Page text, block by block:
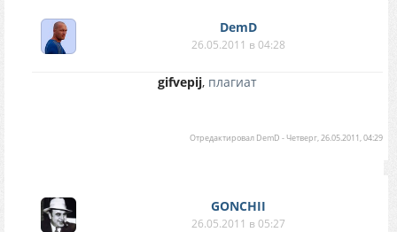
DemD
26.05.2011 в 04:28
gifvepij, плагиат
Отредактировал DemD -Четверг, 26.05.2011, 04:29
GONCHII
26.05.2011 в 05:27